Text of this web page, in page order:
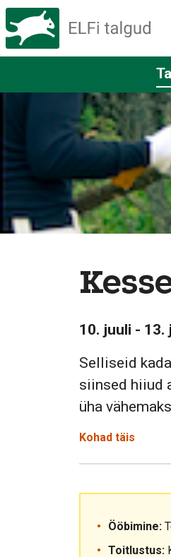
10. juuli - 13.
Selliseid
siinsed hiiud
üha
Kohad täis
Ööbimine:
Toitlustus: